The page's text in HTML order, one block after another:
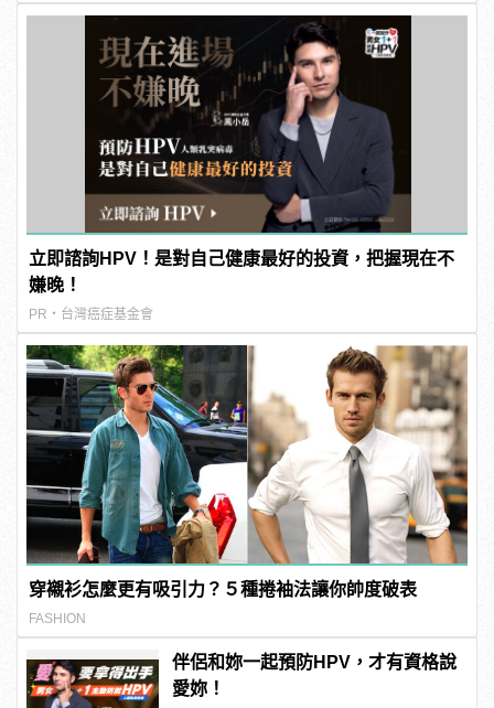
新版顯示螢幕依據場上使用情境打造，搭載業界
和各式數據。硬體配置同步強化升級，相較前幾
後可全日續航，包含使用10小時的高爾夫球功能。9
立即諮詢HPV！是對自己健康最好的投資，把握現在不
嫌晚！
PR・台灣癌症基金會
穿襯衫怎麼更有吸引力？５種捲袖法讓你帥度破表
FASHION
伴侶和妳一起預防HPV，才有資格說
愛妳！